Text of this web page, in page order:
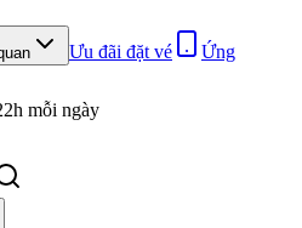
Ưu đãi đặt vé
Ứng
mỗi ngày